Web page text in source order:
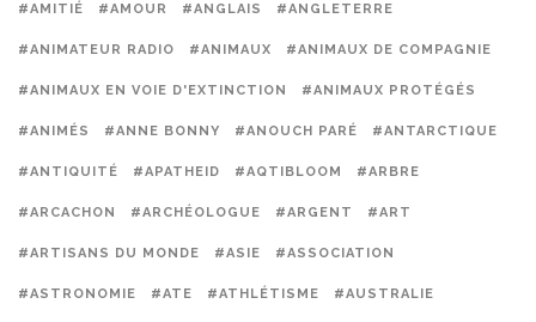
#AMITIÉ #AMOUR #ANGLAIS #ANGLETERRE
#ANIMATEUR RADIO #ANIMAUX #ANIMAUX DE COMPAGNIE
#ANIMAUX EN VOIE D'EXTINCTION #ANIMAUX PROTÉGÉS
#ANIMÉS #ANNE BONNY #ANOUCH PARÉ #ANTARCTIQUE
#ANTIQUITÉ #APATHEID #AQTIBLOOM #ARBRE
#ARCACHON #ARCHÉOLOGUE #ARGENT #ART
#ARTISANS DU MONDE #ASIE #ASSOCIATION
#ASTRONOMIE #ATE #ATHLÉTISME #AUSTRALIE